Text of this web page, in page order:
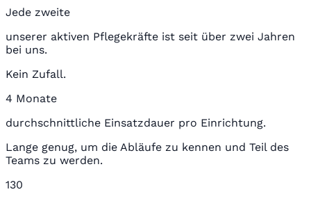
Jede zweite
unserer aktiven Pflegekräfte ist seit über zwei Jahren
bei uns.
Kein Zufall.
4 Monate
durchschnittliche Einsatzdauer pro Einrichtung.
Lange genug, um die Abläufe zu kennen und Teil des
Teams zu werden.
130